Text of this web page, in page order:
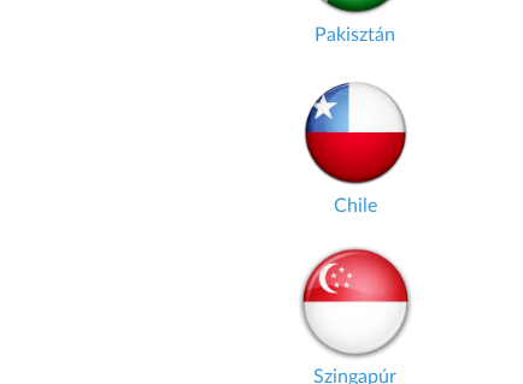
Pakisztán
Chile
Szingapúr